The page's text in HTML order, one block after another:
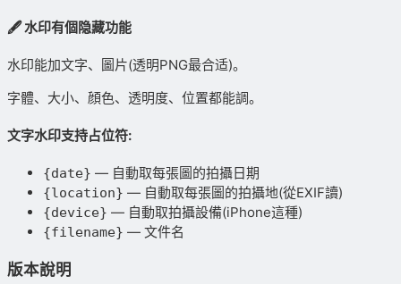
🖋️ 水印有個隐藏功能
水印能加文字、圖片(透明PNG最合适)。
字體、大小、顔色、透明度、位置都能調。
文字水印支持占位符:
{date} — 自動取每張圖的拍攝日期
{location} — 自動取每張圖的拍攝地(從EXIF讀)
{device} — 自動取拍攝設備(iPhone這種)
{filename} — 文件名
版本說明